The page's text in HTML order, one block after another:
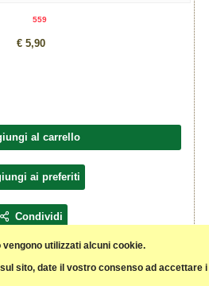
vengono utilizzati alcuni cookie.
sito, date il vostro consenso ad accettare i
559
€ 5,90
al carrello
ai preferiti
Condividi